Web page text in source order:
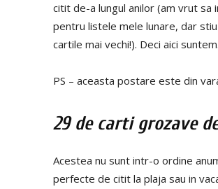
citit de-a lungul anilor (am vrut sa
pentru listele mele lunare, dar
cartile mai vechi!). Deci aici
PS – aceasta postare este din
29 de carti grozave
Acestea nu sunt intr-o ordine
perfecte de citit la plaja sau in